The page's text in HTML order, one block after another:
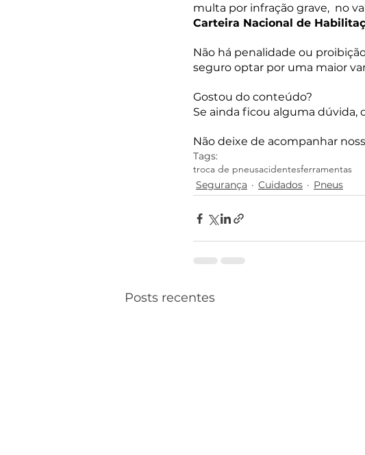
multa por infração grave,  no
Carteira Nacional de
Não há penalidade ou
seguro optar por uma maior
Gostou do conteúdo?
Se ainda ficou alguma dúvida,
Não deixe de acompanhar
Tags:
troca de pneusacidentesferramentas
Segurança
Cuidados Pneus
Posts recentes